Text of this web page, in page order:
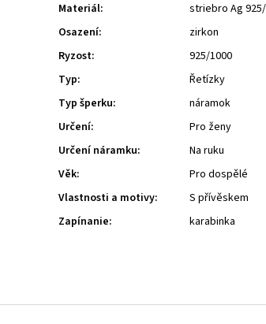
Materiál:
striebro Ag
Osazení:
zirkon
Ryzost:
925/1000
Typ:
Řetízky
Typ šperku:
náramok
Určení:
Pro ženy
Určení náramku:
Na ruku
Věk:
Pro dospělé
Vlastnosti a motivy:
S přívěskem
Zapínanie: karabinka